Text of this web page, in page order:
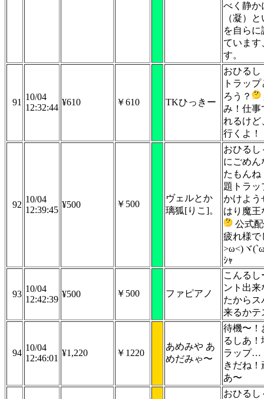
べく静か
（凝）
を自らに
ています
す。
91
10/04
12:32:44
¥610 ￥610 TKひっきー
おひるし
トラッ
ろう？
み！仕事
れるけど
行くよ！
92
10/04
12:39:45
¥500 ￥500
ヴェルとか
璃狐[りこ]。
おひるし
にごめん
たもんね
題トラッ
かけよう
はり魔
公式
疲れ様で
>ω<)ヾ
ｼｬ
93
10/04
12:42:39
¥500 ￥500 ファピアノ
こんるし
ント出来
たからス
来るかテ
94
10/04
12:46:01
¥1,220 ￥1220
あめみや あ
めだみゃ〜
待機〜！
るしあ！
ラップ…
きだね！
あ〜
おひるし